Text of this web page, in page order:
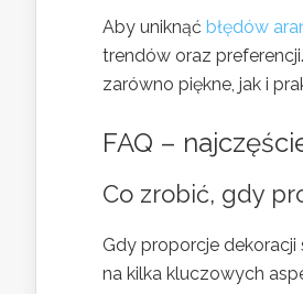
Aby uniknąć błędów
trendów oraz
zarówno piękne, jak i
FAQ –
Co zrobić, gdy
Gdy proporcje
na kilka kluczowych